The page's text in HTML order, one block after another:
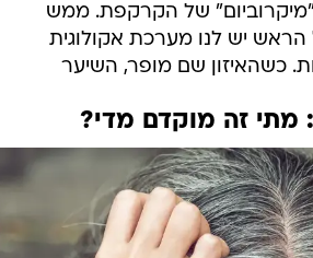
ב"מיקרוביום" של הקרקפת. ממש
הראש יש לנו מערכת אקולוגית
כשהאיזון שם מופר, השיער